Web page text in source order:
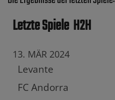
Letzte Spiele H2H
13. MÄR 2024
Levante
FC Andorra